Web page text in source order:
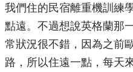
我們住的民宿離重機訓練
點遠。不過想說英格蘭那
常狀況很不錯，因為之前
路，所以住遠一點，每天